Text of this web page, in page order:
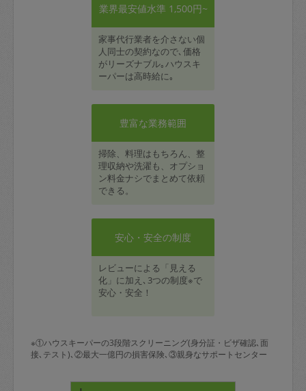
業界最安値水準 1,500円~
家事代行業者を介さない個
人同士の契約なので､価格
がリーズナブル｡ハウスキ
ーパーは高時給に｡
豊富な業務範囲
掃除、料理はもちろん、整
理収納や洗濯も、オプショ
ン料金ナシでまとめて依頼
できる。
安心・安全の制度
レビューによる「見える
化」に加え､3つの制度※で
安心・安全！
※①ハウスキーパーの3段階スクリーニング(身分証・ビザ確認､面
接､テスト)､②最大一億円の損害保険､③親身なサポートセンター